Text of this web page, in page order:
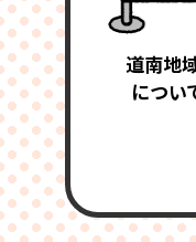
道南地
につ